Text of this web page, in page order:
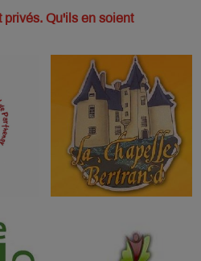
Qu'ils en soient